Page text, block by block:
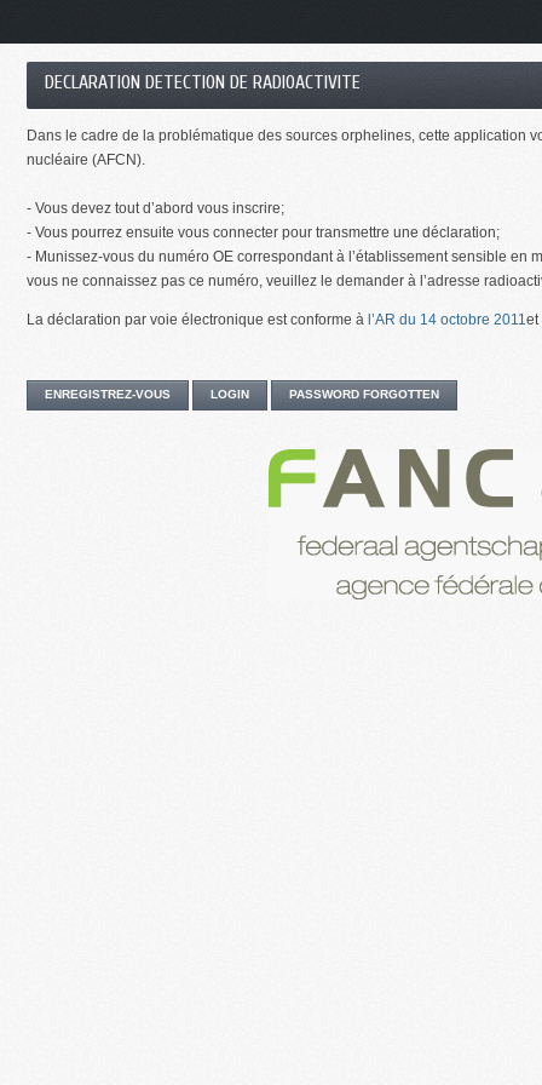
DECLARATION DETECTION DE RADIOACTIVITE
Dans le cadre de la problématique des sources orphelines, cette application
nucléaire (AFCN).
- Vous devez tout d’abord vous inscrire;
- Vous pourrez ensuite vous connecter pour transmettre une déclaration;
- Munissez-vous du numéro OE correspondant à l’établissement sensible
vous ne connaissez pas ce numéro, veuillez le demander à l’adresse
La déclaration par voie électronique est conforme à l’AR du 14 octobre 2011